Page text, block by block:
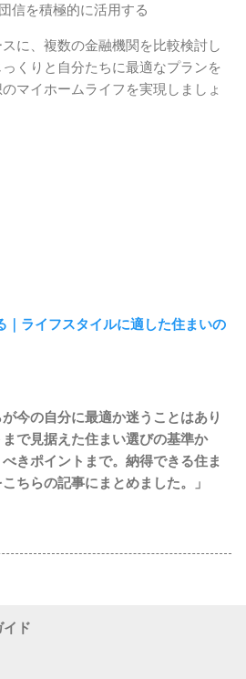
信を積極的に活用する
に、複数の金融機関を比較検討し
くりと自分たちに最適なプランを
マイホームライフを実現しましょ
｜ライフスタイルに適した住まいの
が今の自分に最適か迷うことはあり
で見据えた住まい選びの基準か
きポイントまで。納得できる住ま
ちらの記事にまとめました。」
ド